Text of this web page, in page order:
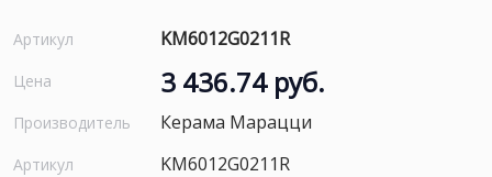
Артикул KM6012G0211R
Цена 3 436.74 руб.
Производитель Керама Марацци
Артикул KM6012G0211R